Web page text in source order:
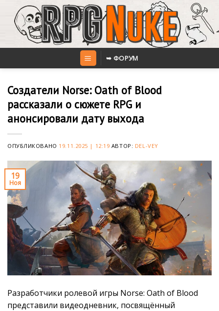
content
➥ ФОРУМ
Создатели Norse: Oath of Blood
рассказали о сюжете RPG и
анонсировали дату выхода
ОПУБЛИКОВАНО 19.11.2025 | 12:19 АВТОР: DEL-VEY
19
Ноя
Разработчики ролевой игры Norse: Oath of Blood
представили видеодневник, посвящённый